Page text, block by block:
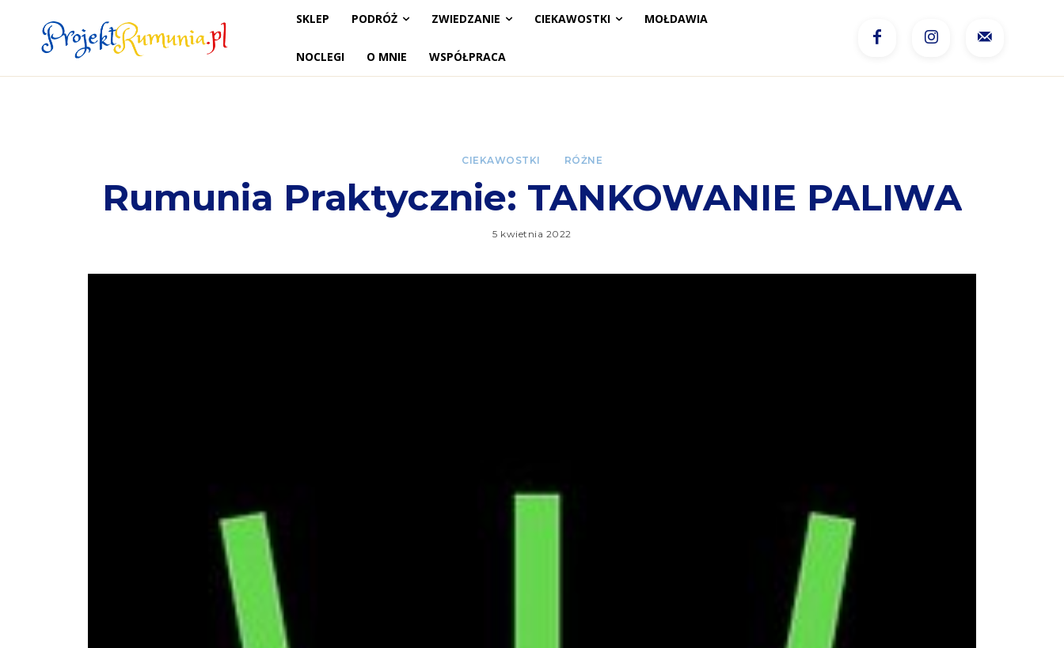
SKLEP PODRÓŻ ZWIEDZANIE CIEKAWOSTKI MOŁDAWIA
NOCLEGI O MNIE WSPÓŁPRACA
CIEKAWOSTKI RÓŻNE
Rumunia Praktycznie: TANKOWANIE PALIWA
5 kwietnia 2022